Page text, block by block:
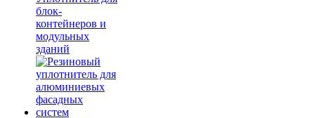
блок-
контейнеров и
модульных
зданий